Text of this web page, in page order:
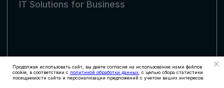
Продолжая использовать сайт, вы даете согласие на использование нами файлов
cookie, в соответствии с политикой обработки данных , с целью сбора статистики
посещаемости сайта и персонализации предложений с учетом ваших интересов.